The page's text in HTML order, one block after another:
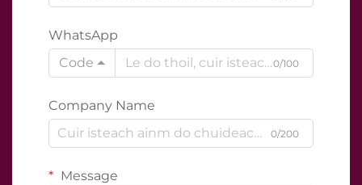
WhatsApp
Code
0/100
Company Name
0/200
Message